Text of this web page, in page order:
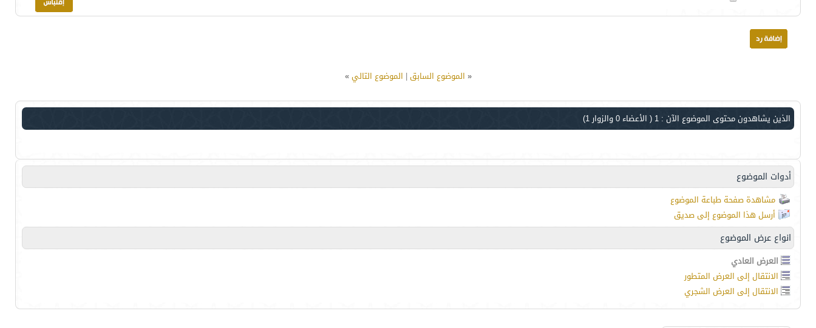
« الموضوع السابق| الموضوع التالي»
الذين يشاهدون محتوى الموضوع الآن : 1 ( الأعضاء 0 والزوار 1)
أدوات الموضوع
مشاهدة صفحة طباعة الموضوع
أرسل هذا الموضوع إلى صديق
انواع عرض الموضوع
العرض العادي
الانتقال إلى العرض المتطور
الانتقال إلى العرض الشجري